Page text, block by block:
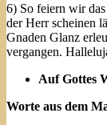
6) So feiern wir
der Herr scheinen
Gnaden Glanz
vergangen.
Auf Gottes
Worte aus dem